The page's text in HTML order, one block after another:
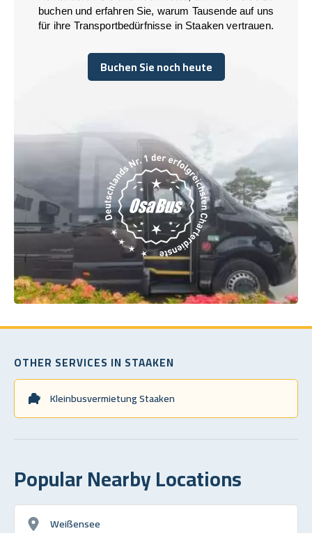
buchen und erfahren Sie, warum Tausende auf uns
für ihre Transportbedürfnisse in Staaken vertrauen.
Buchen Sie noch heute
Buchen Sie noch heute
OTHER SERVICES IN STAAKEN
Kleinbusvermietung Staaken
Popular Nearby Locations
Weißensee